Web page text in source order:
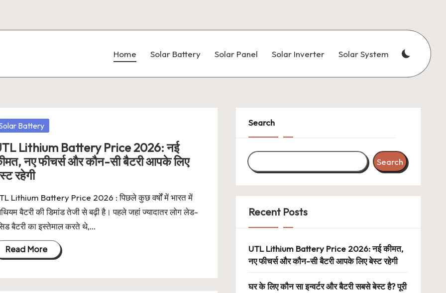
Home Solar Battery Solar Panel Solar Inverter Solar System
Battery
Lithium Battery Price 2026: नई
नए फीचर्स और कौन-सी बैटरी आपके लिए
रहेगी
Lithium Battery Price 2026 : पिछले कुछ वर्षों में भारत में
बैटरी की डिमांड तेजी से बढ़ी है। पहले जहां ज्यादातर लोग लेड-
बैटरी का इस्तेमाल करते थे,…
Read More
Search
Search
Recent Posts
UTL Lithium Battery Price 2026: नई कीमत,
नए फीचर्स और कौन-सी बैटरी आपके लिए बेस्ट रहेगी
घर के लिए कौन सा इन्वर्टर और बैटरी सबसे बेस्ट है? पूरी